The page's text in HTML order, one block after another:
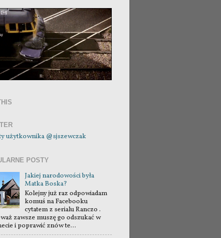
użytkownika @sjszewczak
POSTY
Jakiej narodowości była
Matka Boska?
Kolejny już raz odpowiadam
komuś na Facebooku
cytatem z serialu Ranczo .
zawsze muszę go odszukać w
i poprawić znów te...